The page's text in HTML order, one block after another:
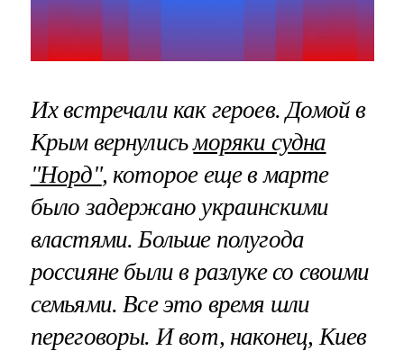
Их встречали как героев. Домой в
Крым вернулисьморяки судна
"Норд", которое еще в марте
было задержано украинскими
властями. Больше полугода
россияне были в разлуке со своими
семьями. Все это время шли
переговоры. И вот, наконец, Киев